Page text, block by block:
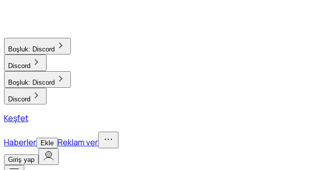
Boşluk: Discord
Discord
Boşluk: Discord
Discord
Keşfet
Haberler Ekle Reklam ver
Giriş yap